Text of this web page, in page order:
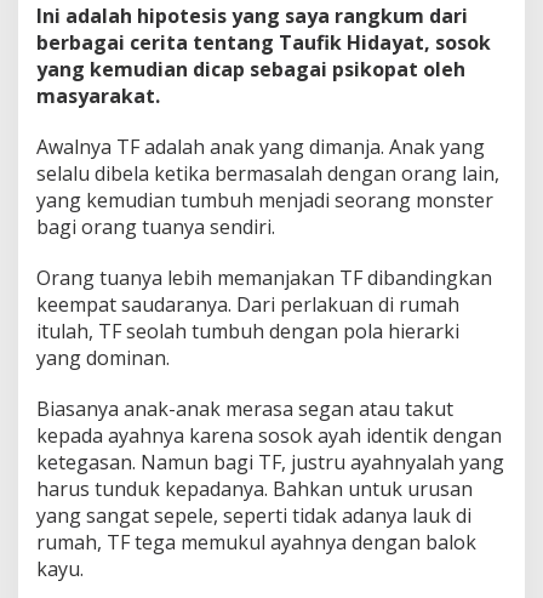
Ini adalah hipotesis yang saya rangkum dari
berbagai cerita tentang Taufik Hidayat, sosok
yang kemudian dicap sebagai psikopat oleh
masyarakat.
Awalnya TF adalah anak yang dimanja. Anak yang
selalu dibela ketika bermasalah dengan orang lain,
yang kemudian tumbuh menjadi seorang monster
bagi orang tuanya sendiri.
Orang tuanya lebih memanjakan TF dibandingkan
keempat saudaranya. Dari perlakuan di rumah
itulah, TF seolah tumbuh dengan pola hierarki
yang dominan.
Biasanya anak-anak merasa segan atau takut
kepada ayahnya karena sosok ayah identik dengan
ketegasan. Namun bagi TF, justru ayahnyalah yang
harus tunduk kepadanya. Bahkan untuk urusan
yang sangat sepele, seperti tidak adanya lauk di
rumah, TF tega memukul ayahnya dengan balok
kayu.